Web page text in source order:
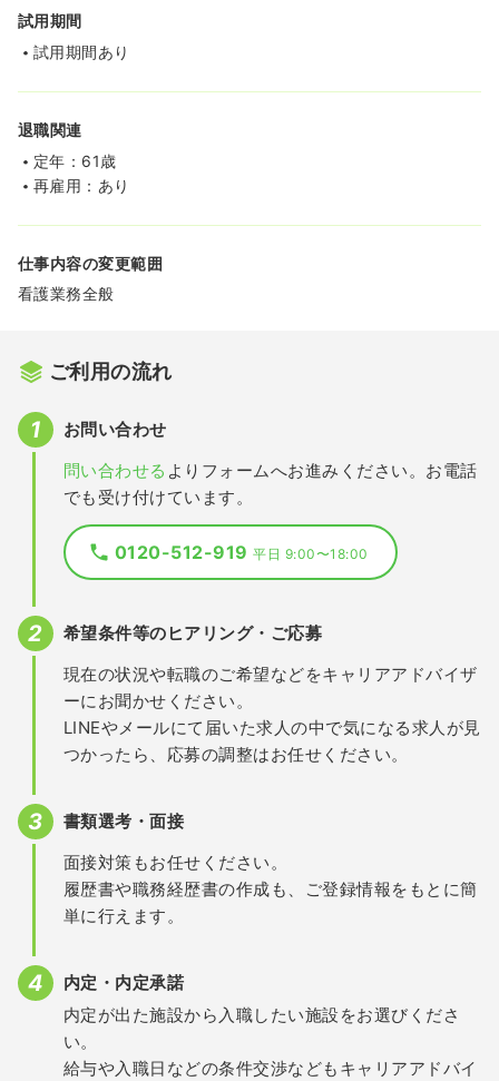
試用期間
試用期間あり
退職関連
定年：61歳
再雇用：あり
仕事内容の変更範囲
看護業務全般
ご利用の流れ
お問い合わせ
問い合わせる よりフォームへお進みください。お電話
でも受け付けています。
0120-512-919平日 9:00〜18:00
希望条件等のヒアリング・ご応募
現在の状況や転職のご希望などをキャリアアドバイザ
ーにお聞かせください。
LINEやメールにて届いた求人の中で気になる求人が見
つかったら、応募の調整はお任せください。
書類選考・面接
面接対策もお任せください。
履歴書や職務経歴書の作成も、ご登録情報をもとに簡
単に行えます。
内定・内定承諾
内定が出た施設から入職したい施設をお選びくださ
い。
給与や入職日などの条件交渉などもキャリアアドバイ